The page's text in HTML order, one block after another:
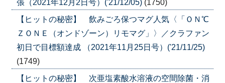
張（2021年12月2日号）('21/12/05) (1750)
【ヒットの秘密】 飲みごろ保つマグ人気〈「ＯＮ℃
ＺＯＮＥ（オンドゾーン）リモマグ」〉／クラファン
初日で目標額達成 （2021年11月25日号）('21/11/25)
(1749)
【ヒットの秘密】 次亜塩素酸水溶液の空間除菌・消